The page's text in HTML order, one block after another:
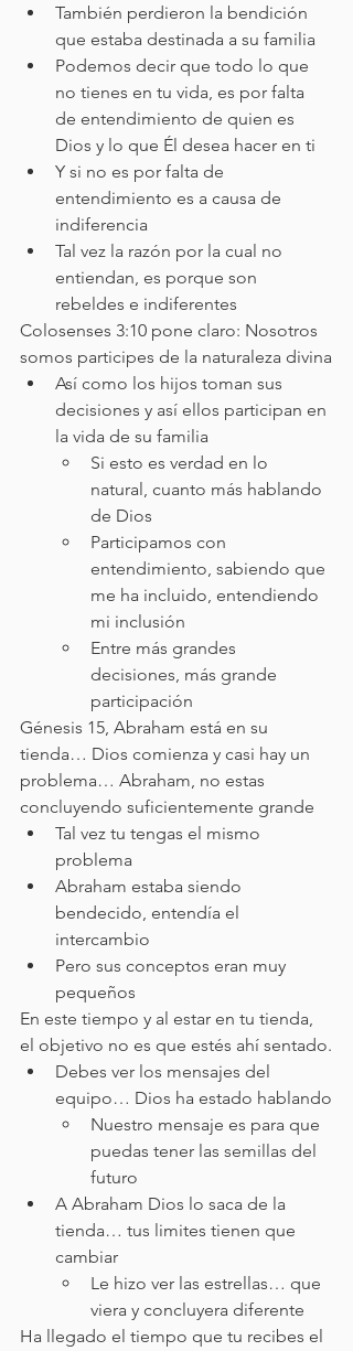
También perdieron la bendición
que estaba destinada a su familia
Podemos decir que todo lo que
no tienes en tu vida, es por falta
de entendimiento de quien es
Dios y lo que Él desea hacer en ti
Y si no es por falta de
entendimiento es a causa de
indiferencia
Tal vez la razón por la cual no
entiendan, es porque son
rebeldes e indiferentes
Colosenses 3:10 pone claro: Nosotros
somos participes de la naturaleza divina
Así como los hijos toman sus
decisiones y así ellos participan en
la vida de su familia
Si esto es verdad en lo
natural, cuanto más hablando
de Dios
Participamos con
entendimiento, sabiendo que
me ha incluido, entendiendo
mi inclusión
Entre más grandes
decisiones, más grande
participación
Génesis 15, Abraham está en su
tienda… Dios comienza y casi hay un
problema… Abraham, no estas
concluyendo suficientemente grande
Tal vez tu tengas el mismo
problema
Abraham estaba siendo
bendecido, entendía el
intercambio
Pero sus conceptos eran muy
pequeños
En este tiempo y al estar en tu tienda,
el objetivo no es que estés ahí sentado.
Debes ver los mensajes del
equipo… Dios ha estado hablando
Nuestro mensaje es para que
puedas tener las semillas del
futuro
A Abraham Dios lo saca de la
tienda… tus limites tienen que
cambiar
Le hizo ver las estrellas… que
viera y concluyera diferente
Ha llegado el tiempo que tu recibes el